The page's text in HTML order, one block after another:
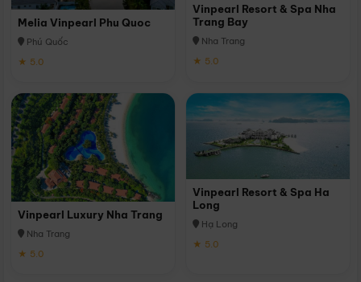
Melia Vinpearl Phu Quoc
Phú Quốc
★ 5.0
Vinpearl Resort & Spa Nha
Trang Bay
Nha Trang
★ 5.0
Vinpearl Luxury Nha Trang
Nha Trang
★ 5.0
Vinpearl Resort & Spa Ha
Long
Hạ Long
★ 5.0